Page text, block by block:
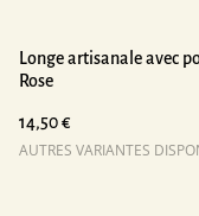
Longe artisanale avec
Rose
14,50 €
AUTRES VARIANTES